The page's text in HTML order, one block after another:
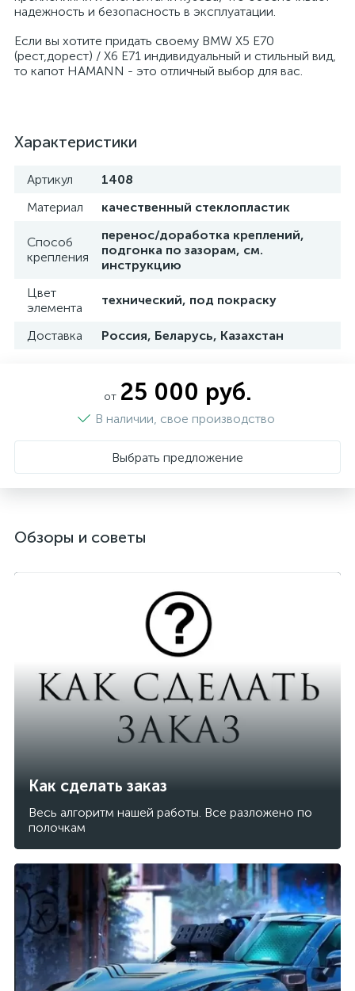
надежность и безопасность в эксплуатации.
Если вы хотите придать своему BMW X5 E70
(рест,дорест) / X6 E71 индивидуальный и стильный вид,
то капот HAMANN - это отличный выбор для вас.
Характеристики
Артикул
1408
Материал
качественный стеклопластик
Способ
крепления
перенос/доработка креплений,
подгонка по зазорам, см.
инструкцию
Цвет
элемента
технический, под покраску
Доставка Россия, Беларусь, Казахстан
от 25 000 руб.
В наличии, свое производство
Выбрать предложение
Обзоры и советы
Как сделать заказ
Весь алгоритм нашей работы. Все разложено по
полочкам